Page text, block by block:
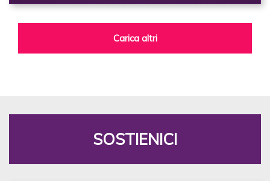
Carica altri
SOSTIENICI